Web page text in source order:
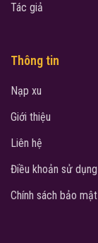
Tác giả
Thông tin
Nạp xu
Giới thiệu
Liên hệ
Điều khoản sử dụng
Chính sách bảo mật